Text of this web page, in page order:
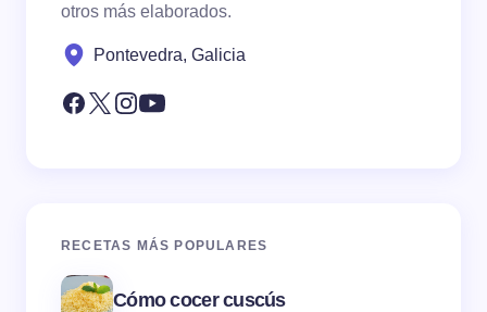
otros más elaborados.
Pontevedra, Galicia
RECETAS MÁS POPULARES
Cómo cocer cuscús